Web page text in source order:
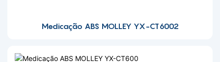
Medicação ABS MOLLEY YX-CT6002